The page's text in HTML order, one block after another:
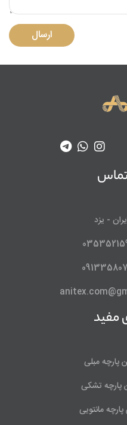
ارسال
- یزد
مفید
پارچه مبلی
پارچه تشکی
مانتویی